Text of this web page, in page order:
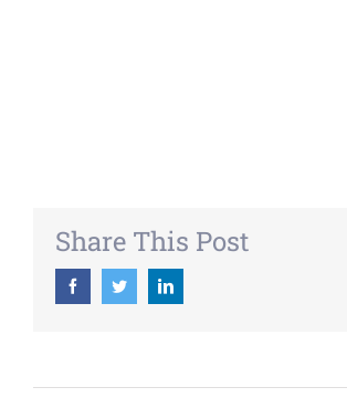
Share This Post
FacebookTwitterLinkedin